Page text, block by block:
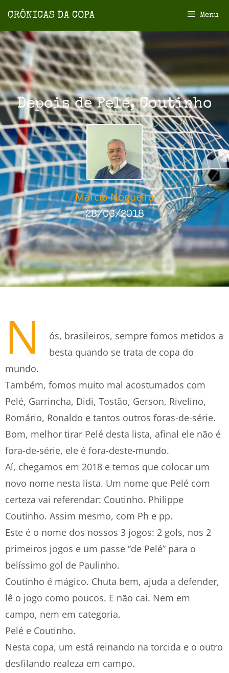
Menu
Depois de Pelé, Coutinho
Márcio Nogueira
28/06/2018
N
ós, brasileiros, sempre fomos metidos a
besta quando se trata de copa do
mundo.
Também, fomos muito mal acostumados com
Pelé, Garrincha, Didi, Tostão, Gerson, Rivelino,
Romário, Ronaldo e tantos outros foras-de-série.
Bom, melhor tirar Pelé desta lista, afinal ele não é
fora-de-série, ele é fora-deste-mundo.
Aí, chegamos em 2018 e temos que colocar um
novo nome nesta lista. Um nome que Pelé com
certeza vai referendar: Coutinho. Philippe
Coutinho. Assim mesmo, com Ph e pp.
Este é o nome dos nossos 3 jogos: 2 gols, nos 2
primeiros jogos e um passe “de Pelé” para o
belíssimo gol de Paulinho.
Coutinho é mágico. Chuta bem, ajuda a defender,
lê o jogo como poucos. E não cai. Nem em
campo, nem em categoria.
Pelé e Coutinho.
Nesta copa, um está reinando na torcida e o outro
desfilando realeza em campo.